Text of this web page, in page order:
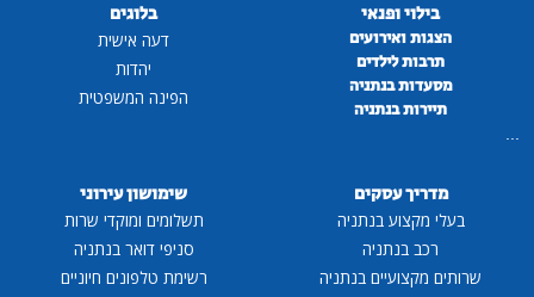
בילוי ופנאי
הצגות ואירועים
תרבות לילדים
מסעדות בנתניה
תיירות בנתניה
...
בלוגים
דעה אישית
יהדות
הפינה המשפטית
מדריך עסקים
בעלי מקצוע בנתניה
רכב בנתניה
שרותים מקצועיים בנתניה
שימושון עירוני
תשלומים ומוקדי שרות
סניפי דואר בנתניה
רשימת טלפונים חיוניים